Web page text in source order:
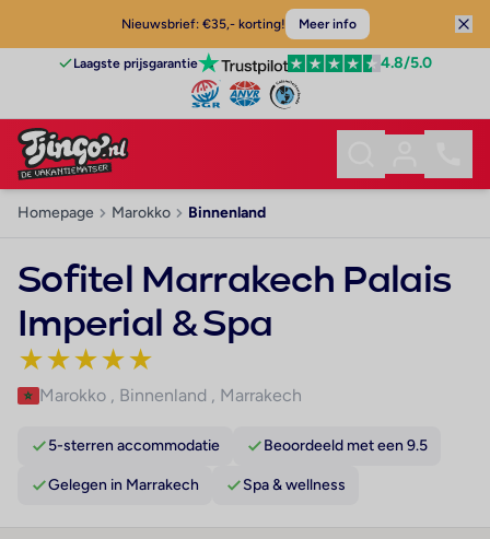
Nieuwsbrief: €35,- korting! Meer info
Laagste prijsgarantie 4.8/5.0
Homepage Marokko Binnenland
Sofitel Marrakech Palais
Imperial & Spa
★★★★★
Marokko , Binnenland , Marrakech
5-sterren accommodatie Beoordeeld met een 9.5
Gelegen in Marrakech Spa & wellness